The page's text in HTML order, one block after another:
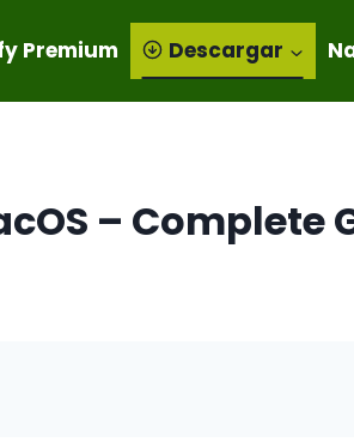
Premium Descargar
– Complete